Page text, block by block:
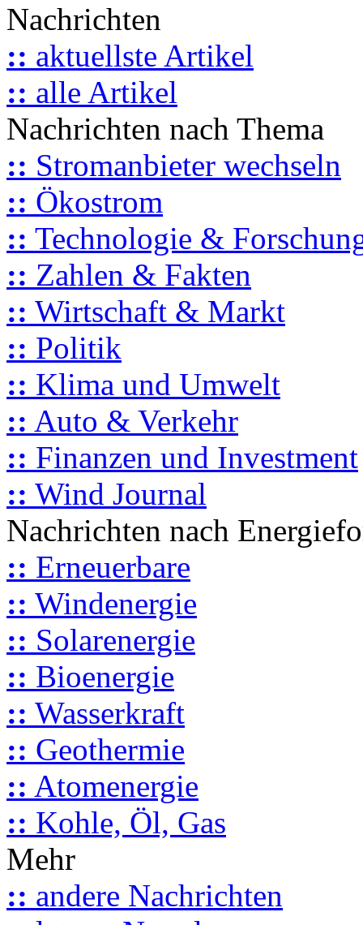
Nachrichten
:: aktuellste Artikel
:: alle Artikel
Nachrichten nach Thema
:: Stromanbieter wechseln
:: Ökostrom
:: Technologie &
:: Zahlen & Fakten
:: Wirtschaft & Markt
:: Politik
:: Klima und Umwelt
:: Auto & Verkehr
:: Finanzen und Investment
:: Wind Journal
Nachrichten nach
:: Erneuerbare
:: Windenergie
:: Solarenergie
:: Bioenergie
:: Wasserkraft
:: Geothermie
:: Atomenergie
:: Kohle, Öl, Gas
Mehr
:: andere Nachrichten